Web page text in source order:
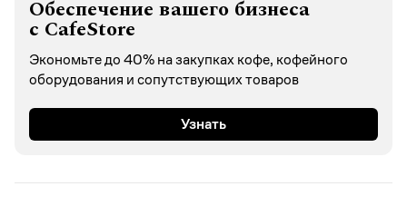
Обеспечение вашего бизнеса
с CafeStore
Экономьте до 40% на закупках кофе, кофейного
оборудования и сопутствующих товаров
Узнать